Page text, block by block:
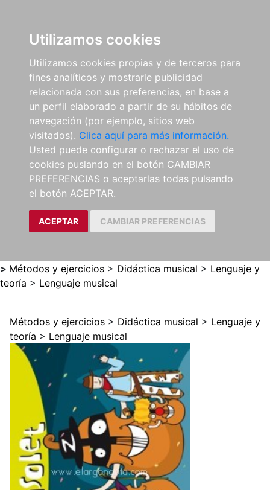
Utilizamos cookies
Utilizamos cookies propias y de terceros para
fines analíticos y mostrarle publicidad
relacionada con sus preferencias, en base a
un perfil elaborado a partir de su hábitos de
navegación (por ejemplo, sitios web
visitados). Clica aquí para más información.
Usted puede configurar o rechazar el uso de
cookies puslando en el botón CAMBIAR
PREFERENCIAS o aceptarlas todas pulsando
el botón ACEPTAR.
ACEPTAR CAMBIAR PREFERENCIAS
> Métodos y ejercicios > Didáctica musical > Lenguaje y
teoría > Lenguaje musical
Métodos y ejercicios > Didáctica musical > Lenguaje y
teoría > Lenguaje musical